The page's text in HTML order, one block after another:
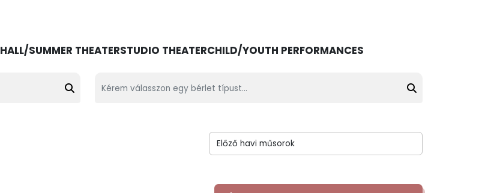
HALL/SUMMER THEATERSTUDIO THEATERCHILD/YOUTH PERFORMANCES
Kérem válasszon egy bérlet típust...